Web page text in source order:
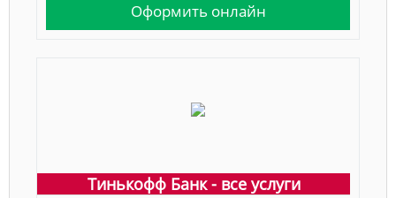
Оформить онлайн
Тинькофф Банк - все услуги